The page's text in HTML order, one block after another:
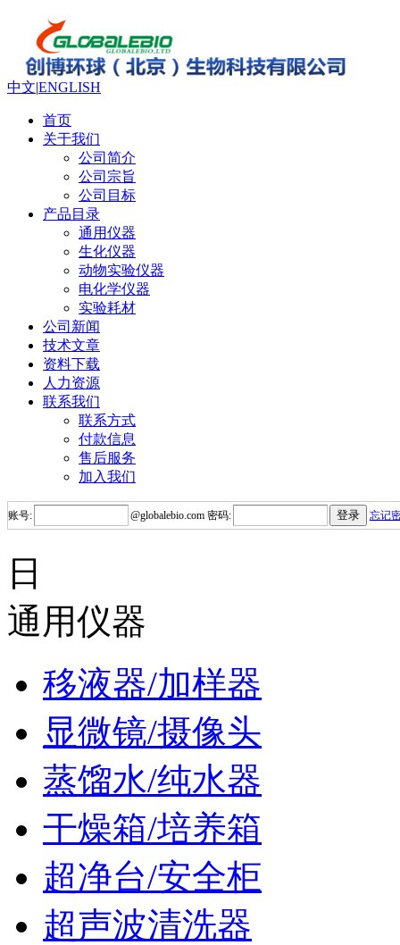
中文|ENGLISH
首页
关于我们
公司简介
公司宗旨
公司目标
产品目录
通用仪器
生化仪器
动物实验仪器
电化学仪器
实验耗材
公司新闻
技术文章
资料下载
人力资源
联系我们
联系方式
付款信息
售后服务
加入我们
账号: @globalebio.com 密码: 忘记
日
通用仪器
移液器/加样器
显微镜/摄像头
蒸馏水/纯水器
干燥箱/培养箱
超净台/安全柜
超声波清洗器